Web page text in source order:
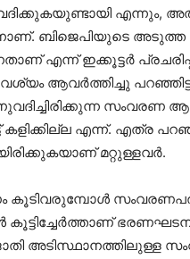
എന്നും,
ബിജെപിയുടെ അടുത്ത
എന്ന് ഇക്കൂട്ടർ
ആവർത്തിച്ചു
എന്ന്. എത്ര
മറ്റുള്ളവർ.
കൂടിവരുമ്പോൾ
അടിസ്ഥാനത്തിലുള്ള